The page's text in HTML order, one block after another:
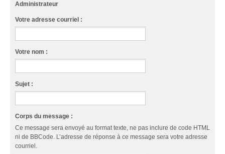
Administrateur
Votre adresse courriel :
Votre nom :
Sujet :
Corps du message :
Ce message sera envoyé au format texte, ne pas inclure de code HTML
ni de BBCode. L’adresse de réponse à ce message sera votre adresse
courriel.